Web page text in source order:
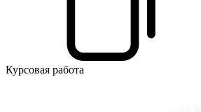
Курсовая работа